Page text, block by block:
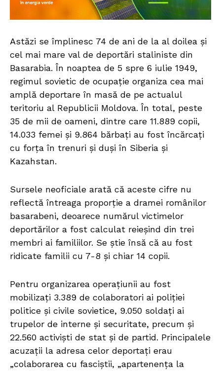
Astăzi se împlinesc 74 de ani de la al doilea și
cel mai mare val de deportări staliniste din
Basarabia. În noaptea de 5 spre 6 iulie 1949,
regimul sovietic de ocupație organiza cea mai
amplă deportare în masă de pe actualul
teritoriu al Republicii Moldova. În total, peste
35 de mii de oameni, dintre care 11.889 copii,
14.033 femei și 9.864 bărbați au fost încărcați
cu forța în trenuri și duși în Siberia și
Kazahstan.
Sursele neoficiale arată că aceste cifre nu
reflectă întreaga proporţie a dramei românilor
basarabeni, deoarece numărul victimelor
deportărilor a fost calculat reieşind din trei
membri ai familiilor. Se ştie însă că au fost
ridicate familii cu 7-8 şi chiar 14 copii.
Pentru organizarea operațiunii au fost
mobilizați 3.389 de colaboratori ai poliției
politice și civile sovietice, 9.050 soldați ai
trupelor de interne și securitate, precum și
22.560 activiști de stat și de partid. Principalele
acuzații la adresa celor deportați erau
„colaborarea cu fasciştii, „apartenenţa la